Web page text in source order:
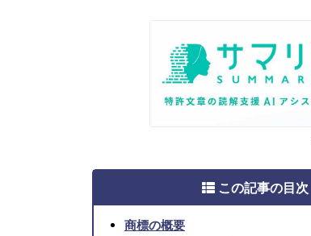
この記事の目次
商標の概要